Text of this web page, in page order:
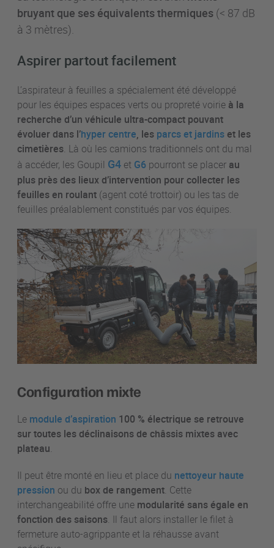
bruyant que ses équivalents thermiques (< 87 dB
à 3 mètres).
Aspirer partout facilement
L’aspirateur à feuilles a spécialement été développé
pour les équipes espaces verts ou propreté voirie à la
recherche d’un véhicule ultra-compact pouvant
évoluer dans l’hyper centre, les parcs et jardins et les
cimetières. Là où les camions traditionnels ont du mal
à accéder, les Goupil G4 et G6 pourront se placer au
plus près des lieux d’intervention pour collecter les
feuilles en roulant (agent coté trottoir) ou les tas de
feuilles préalablement constitués par vos équipes.
Configuration mixte
Le module d’aspiration 100 % électrique se retrouve
sur toutes les déclinaisons de châssis mixtes avec
plateau.
Il peut être monté en lieu et place du nettoyeur haute
pression ou du box de rangement. Cette
interchangeabilité offre une modularité sans égale en
fonction des saisons. Il faut alors installer le filet à
fermeture auto-agrippante et la réhausse avant